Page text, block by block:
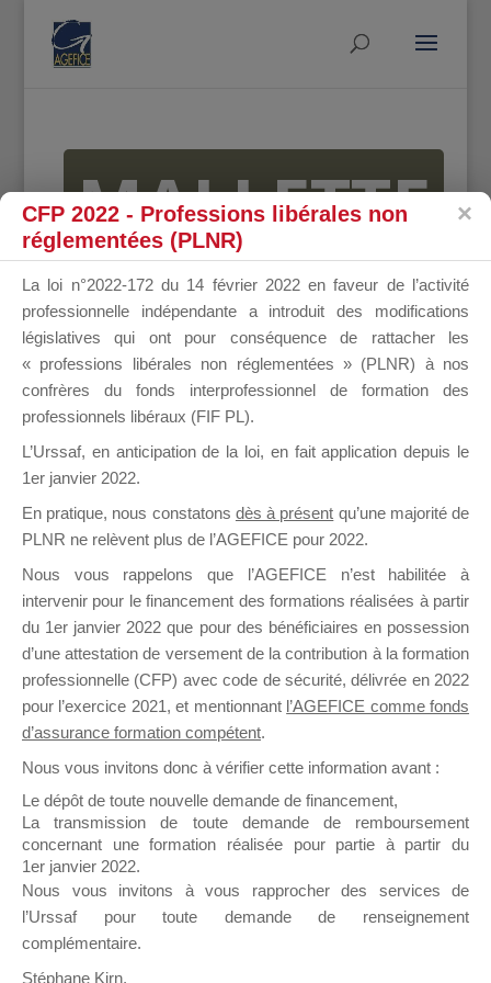
MALLETTE
DU
DIRIGEANT
il y a un mois
Ce groupe est destiné aux Organismes de
Formation qui souhaitent répondre à l’Appel à
Propositions Mallette du Dirigeant.
Ce groupe propose un forum dédié au support
sur lequel il est possible de laisser un message
ou poser une question.
NB : Il est nécessaire d’être
pouvoir rejoindre ce groupe
CFP 2022 - Professions libérales non
réglementées (PLNR)
La loi n°2022-172 du 14 février 2022 en faveur de l’activité
professionnelle indépendante a introduit des modifications
législatives qui ont pour conséquence de rattacher les
« professions libérales non réglementées » (PLNR) à nos
confrères du fonds interprofessionnel de formation des
professionnels libéraux (FIF PL).
L’Urssaf, en anticipation de la loi, en fait application depuis le
1er janvier 2022.
En pratique, nous constatons dès à présent qu’une majorité de
PLNR ne relèvent plus de l’AGEFICE pour 2022.
Nous vous rappelons que l’AGEFICE n’est habilitée à
intervenir pour le financement des formations réalisées à partir
du 1er janvier 2022 que pour des bénéficiaires en possession
d’une attestation de versement de la contribution à la formation
professionnelle (CFP) avec code de sécurité, délivrée en 2022
pour l’exercice 2021, et mentionnant l’AGEFICE comme fonds
d’assurance formation compétent.
Nous vous invitons donc à vérifier cette information avant :
Le dépôt de toute nouvelle demande de financement,
La transmission de toute demande de remboursement
concernant une formation réalisée pour partie à partir du
1er janvier 2022.
Nous vous invitons à vous rapprocher des services de
l’Urssaf pour toute demande de renseignement
complémentaire.
Stéphane Kirn,